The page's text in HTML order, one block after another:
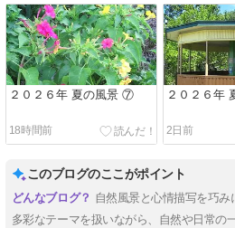
２０２６年 夏の風景 ⑦
18時間前
２０２６年
2日前
このブログのここがポイント
自然風景と心情描写を巧み
多彩なテーマを扱いながら、自然や日常の